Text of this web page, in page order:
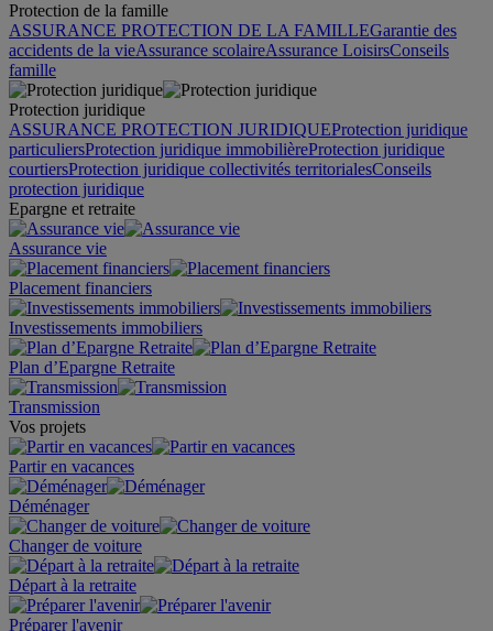
Protection de la famille
ASSURANCE PROTECTION DE LA FAMILLEGarantie des
accidents de la vieAssurance scolaireAssurance LoisirsConseils
famille
Protection juridique
ASSURANCE PROTECTION JURIDIQUEProtection juridique
particuliersProtection juridique immobilièreProtection juridique
courtiersProtection juridique collectivités territorialesConseils
protection juridique
Epargne et retraite
Assurance vie
Placement financiers
Investissements immobiliers
Plan d’Epargne Retraite
Transmission
Vos projets
Partir en vacances
Déménager
Changer de voiture
Départ à la retraite
Préparer l'avenir